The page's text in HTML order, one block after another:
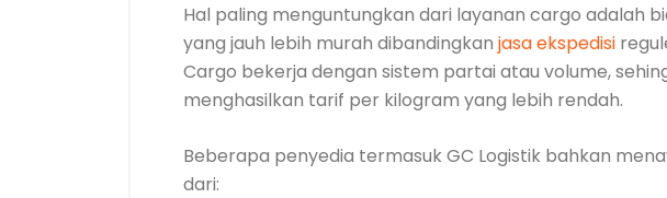
Hal paling menguntungkan dari layanan cargo adalah
yang jauh lebih murah dibandingkan jasa ekspedisi
Cargo bekerja dengan sistem partai atau volume,
menghasilkan tarif per kilogram yang lebih rendah.
Beberapa penyedia termasuk GC Logistik bahkan
dari: